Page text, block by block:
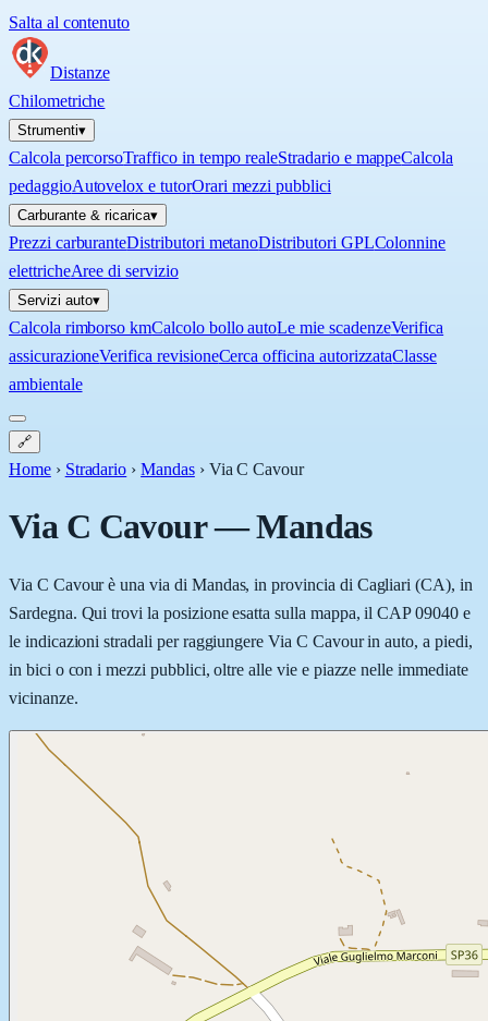
Salta al contenuto
Distanze
Chilometriche
Strumenti▾
Calcola percorsoTraffico in tempo realeStradario e mappeCalcola
pedaggioAutovelox e tutorOrari mezzi pubblici
Carburante & ricarica▾
Prezzi carburanteDistributori metanoDistributori GPLColonnine
elettricheAree di servizio
Servizi auto▾
Calcola rimborso kmCalcolo bollo autoLe mie scadenzeVerifica
assicurazioneVerifica revisioneCerca officina autorizzataClasse
ambientale
🔗
Home › Stradario › Mandas › Via C Cavour
Via C Cavour—Mandas
Via C Cavour è una via di Mandas, in provincia di Cagliari (CA), in
Sardegna. Qui trovi la posizione esatta sulla mappa, il CAP 09040 e
le indicazioni stradali per raggiungere Via C Cavour in auto, a piedi,
in bici o con i mezzi pubblici, oltre alle vie e piazze nelle immediate
vicinanze.